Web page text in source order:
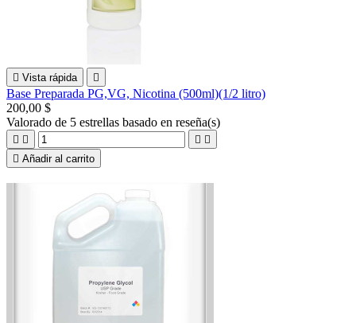
 Vista rápida 
Base Preparada PG,VG, Nicotina (500ml)(1/2 litro)
200,00 $
Valorado de 5 estrellas basado en reseña(s)
   
 Añadir al carrito